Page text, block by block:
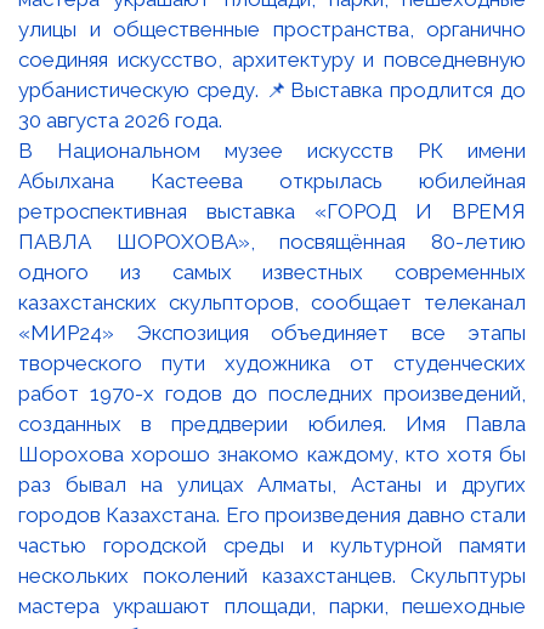
В Национальном музее искусств РК имени
Абылхана Кастеева открылась юбилейная
ретроспективная выставка «ГОРОД И ВРЕМЯ
ПАВЛА ШОРОХОВА», посвящённая 80-летию
одного из самых известных современных
казахстанских скульпторов, сообщает телеканал
«МИР24» Экспозиция объединяет все этапы
творческого пути художника от студенческих
работ 1970-х годов до последних произведений,
созданных в преддверии юбилея. Имя Павла
Шорохова хорошо знакомо каждому, кто хотя бы
раз бывал на улицах Алматы, Астаны и других
городов Казахстана. Его произведения давно стали
частью городской среды и культурной памяти
нескольких поколений казахстанцев. Скульптуры
мастера украшают площади, парки, пешеходные